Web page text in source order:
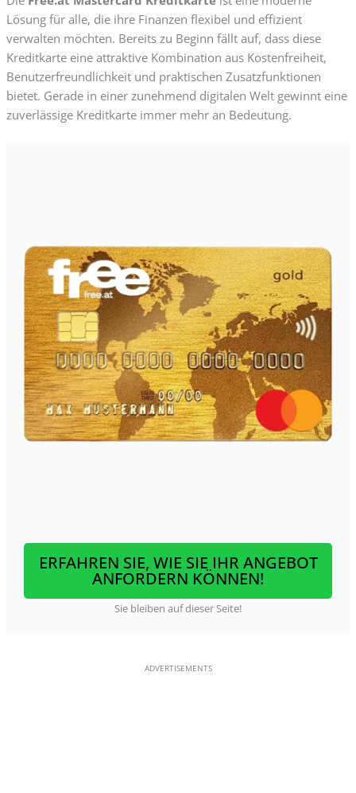
Lösung für alle, die ihre Finanzen flexibel und effizient
verwalten möchten. Bereits zu Beginn fällt auf, dass diese
Kreditkarte eine attraktive Kombination aus Kostenfreiheit,
Benutzerfreundlichkeit und praktischen Zusatzfunktionen
bietet. Gerade in einer zunehmend digitalen Welt gewinnt eine
zuverlässige Kreditkarte immer mehr an Bedeutung.
ERFAHREN SIE, WIE SIE IHR ANGEBOT
ANFORDERN KÖNNEN!
Sie bleiben auf dieser Seite!
ADVERTISEMENTS